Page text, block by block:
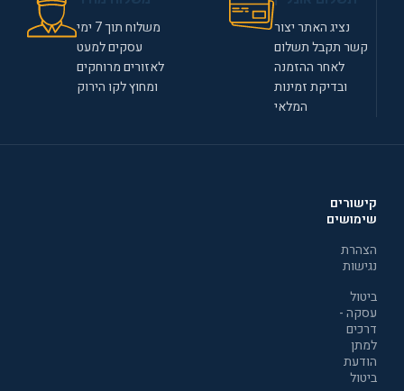
נציג האתר יצור
קשר תקבל תשלום
לאחר ההזמנה
ובדיקת זמינות
המלאי
משלוח תוך 7 ימי
עסקים למעט
לאזורים מרוחקים
ומחוץ לקו הירוק
קישורים
שימושים
הצהרת
נגישות
ביטול
עסקה -
דרכים
למתן
הודעת
ביטול